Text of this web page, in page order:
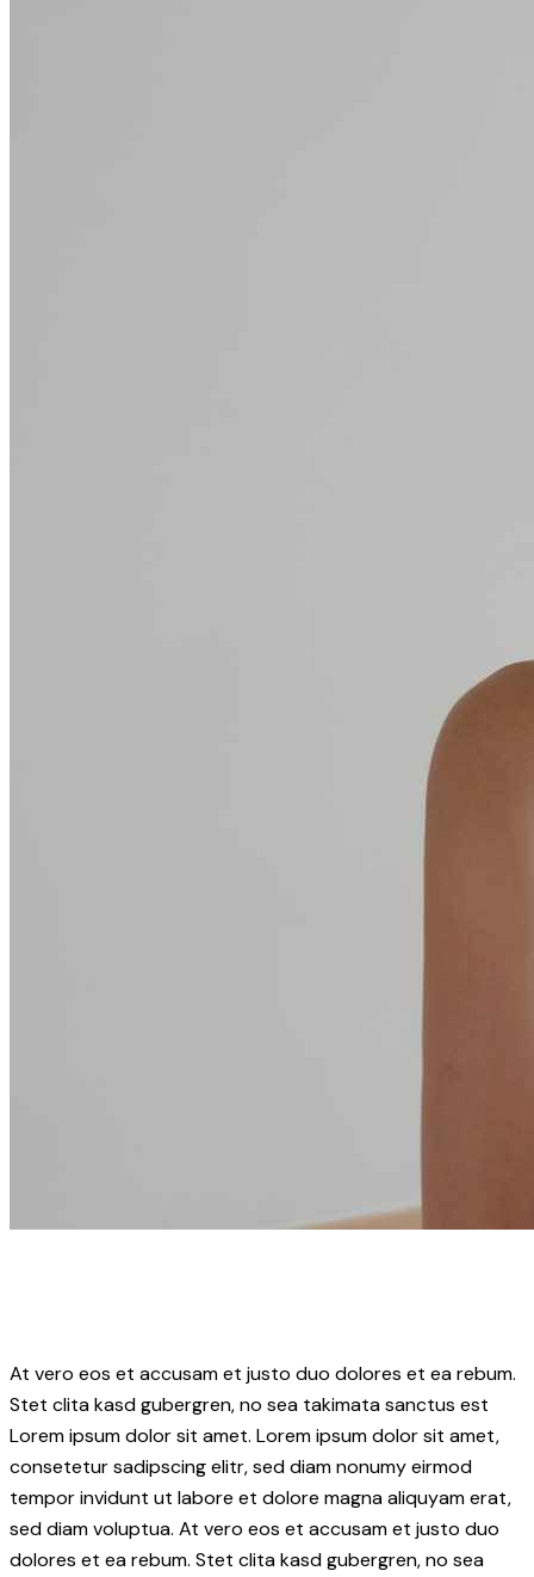
At vero eos et accusam et justo duo dolores et ea rebum.
Stet clita kasd gubergren, no sea takimata sanctus est
Lorem ipsum dolor sit amet. Lorem ipsum dolor sit amet,
consetetur sadipscing elitr, sed diam nonumy eirmod
tempor invidunt ut labore et dolore magna aliquyam erat,
sed diam voluptua. At vero eos et accusam et justo duo
dolores et ea rebum. Stet clita kasd gubergren, no sea